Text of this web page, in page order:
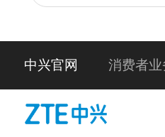
中兴官网 消费者业